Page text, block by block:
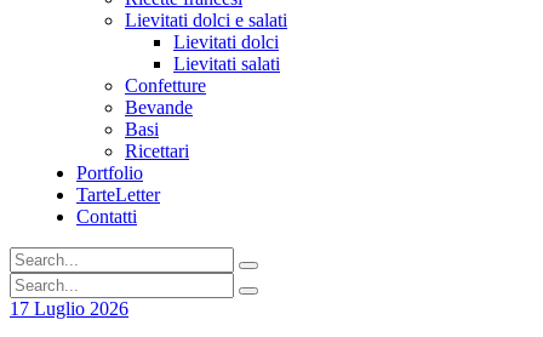
Lievitati dolci e salati
Lievitati dolci
Lievitati salati
Confetture
Bevande
Basi
Ricettari
Portfolio
TarteLetter
Contatti
17 Luglio 2026